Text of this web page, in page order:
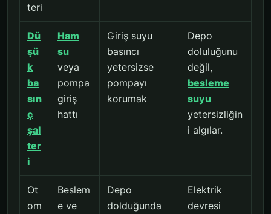
teri
Dü
şü
k
ba
sın
ç
şal
ter
i
Ham
su
veya
pompa
giriş
hattı
Giriş suyu
basıncı
yetersizse
pompayı
korumak
Depo
doluluğunu
değil,
besleme
suyu
yetersizliğin
i algılar.
Ot
om
Beslem
e ve
Depo
dolduğunda
Elektrik
devresi